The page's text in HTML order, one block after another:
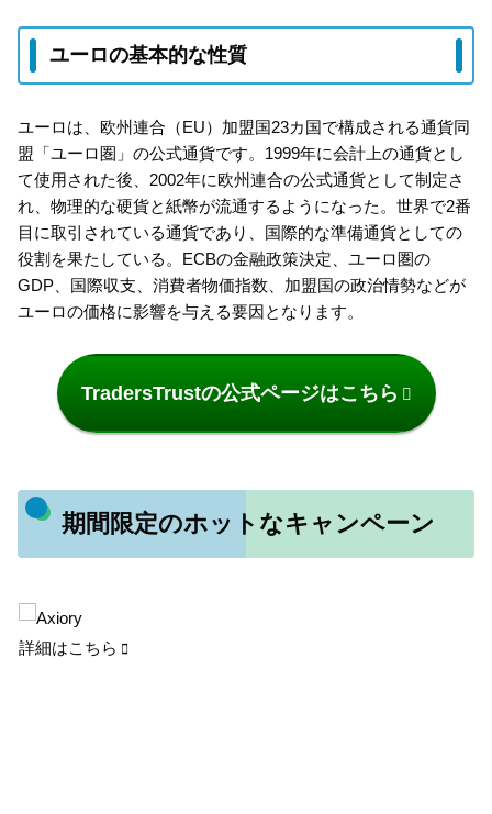
ユーロの基本的な性質
ユーロは、欧州連合（EU）加盟国23カ国で構成される通貨同
盟「ユーロ圏」の公式通貨です。1999年に会計上の通貨とし
て使用された後、2002年に欧州連合の公式通貨として制定さ
れ、物理的な硬貨と紙幣が流通するようになった。世界で2番
目に取引されている通貨であり、国際的な準備通貨としての
役割を果たしている。ECBの金融政策決定、ユーロ圏の
GDP、国際収支、消費者物価指数、加盟国の政治情勢などが
ユーロの価格に影響を与える要因となります。
TradersTrustの公式ページはこちら
期間限定のホットなキャンペーン
詳細はこちら